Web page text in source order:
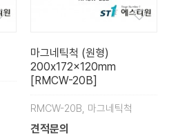
마그네틱척 (원형)
200x172x120mm
[RMCW-20B]
RMCW-20B, 마그네틱척
견적문의